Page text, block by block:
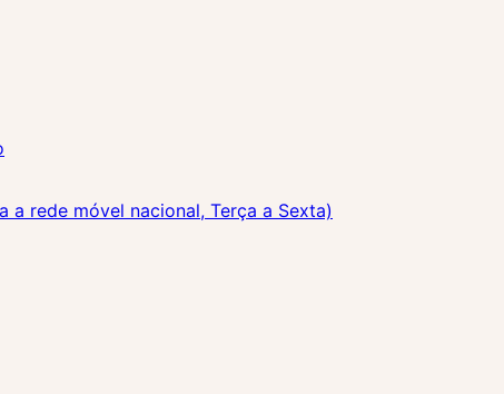
a rede móvel nacional, Terça a Sexta)